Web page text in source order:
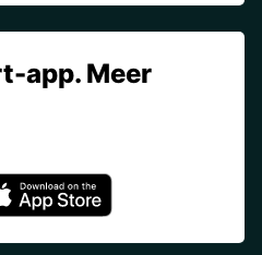
app. Meer